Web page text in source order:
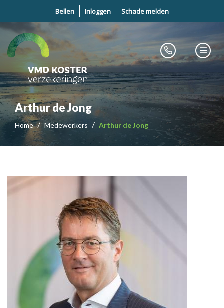
Bellen Inloggen Schade melden
Arthur de Jong
Home Medewerkers Arthur de Jong